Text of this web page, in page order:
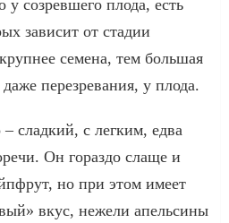
созревшего плода, есть
зависит от стадии
семена, тем большая
перезревания, у плода.
сладкий, с легким, едва
Он гораздо слаще и
но при этом имеет
вкус, нежели апельсины